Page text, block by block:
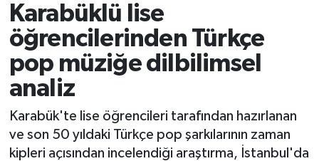
Karabüklü lise
öğrencilerinden Türkçe
pop müziğe dilbilimsel
analiz
Karabük'te lise öğrencileri tarafından hazırlanan
ve son 50 yıldaki Türkçe pop şarkılarının zaman
kipleri açısından incelendiği araştırma, İstanbul'da
Güncel
Haberde insan
Kültür - Sanat
Magazin
Haber Arşivi